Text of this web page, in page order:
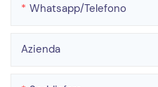
Whatsapp/telefono
Azienda